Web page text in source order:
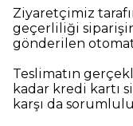
Ziyaretçimiz
geçerliliği
gönderilen
Teslimatın
kadar kredi kartı
karşı da